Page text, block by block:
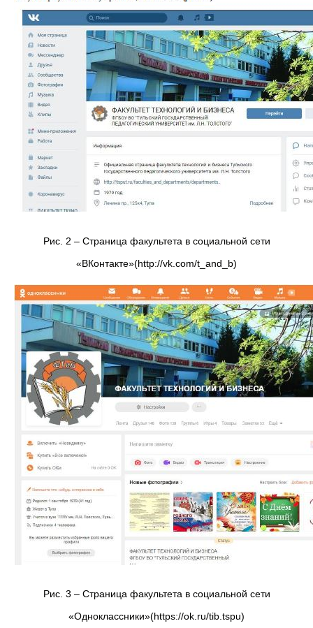
Рис. 2 – Страница факультета в социальной сети
«ВКонтакте»(http://vk.com/t_and_b)
Рис. 3 – Страница факультета в социальной сети
«Одноклассники»(https://ok.ru/tib.tspu)